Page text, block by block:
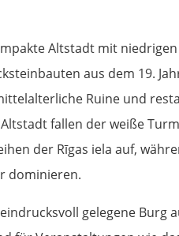
Altstadt mit
aus dem 19.
Ruine und
fallen der weiße
der Rīgas iela auf,
dominieren.
gelegene Burg